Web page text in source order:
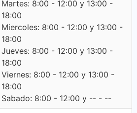
Martes: 8:00 - 12:00 y 13:00 -
18:00
Miercoles: 8:00 - 12:00 y 13:00 -
18:00
Jueves: 8:00 - 12:00 y 13:00 -
18:00
Viernes: 8:00 - 12:00 y 13:00 -
18:00
Sabado: 8:00 - 12:00 y -- - --